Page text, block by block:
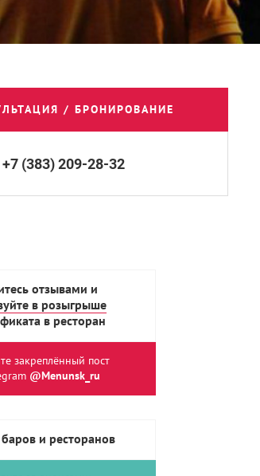
/ БРОНИРОВАНИЕ
+7 (383) 209-28-32
отзывами и
в розыгрыше
в ресторан
закреплённый пост
@Menunsk_ru
и ресторанов